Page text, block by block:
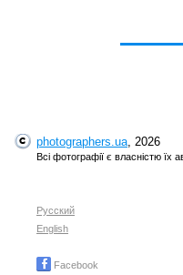
photographers.ua, 2026
Всі фотографії є власністю їх
Русский
English
Facebook